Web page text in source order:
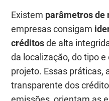
Existem parâmetros de
empresas consigam
créditosde alta
da localização, do tipo
projeto. Essas práticas,
transparente dos